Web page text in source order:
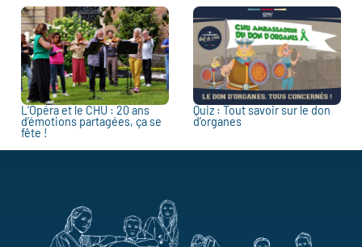
L’Opéra et le CHU : 20 ans
d’émotions partagées, ça se
fête !
Quiz : Tout savoir sur le don
d’organes